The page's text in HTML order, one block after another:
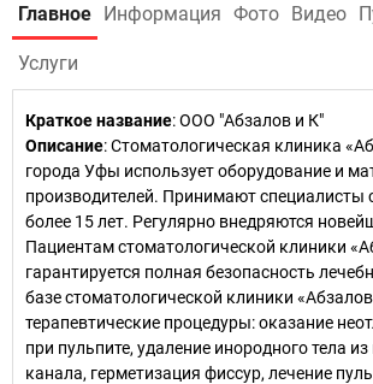
Главное Информация Фото Видео
Услуги
Краткое название:ООО "Абзалов и К"
Описание: Стоматологическая клиника
города Уфы использует оборудование и
производителей. Принимают специалисты
более 15 лет. Регулярно внедряются
Пациентам стоматологической клиники
гарантируется полная безопасность
базе стоматологической клиники
терапевтические процедуры: оказание
при пульпите, удаление инородного тела
канала, герметизация фиссур, лечение